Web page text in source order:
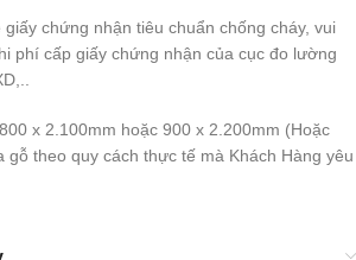
chứng nhận tiêu chuẩn chống cháy, vui
phí cấp giấy chứng nhận của cục đo lường
x 2.100mm hoặc 900 x 2.200mm (Hoặc
gỗ theo quy cách thực tế mà Khách Hàng yêu